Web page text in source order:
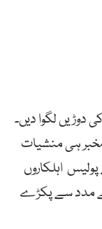
دوڑیں لگوا دیں۔
ہی منشیات
اہلکاروں
مددسےپکڑے